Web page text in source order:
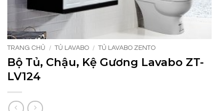
TRANG CHỦ / TỦ LAVABO / TỦ LAVABO ZENTO
Bộ Tủ, Chậu, Kệ Gương Lavabo ZT-
LV124